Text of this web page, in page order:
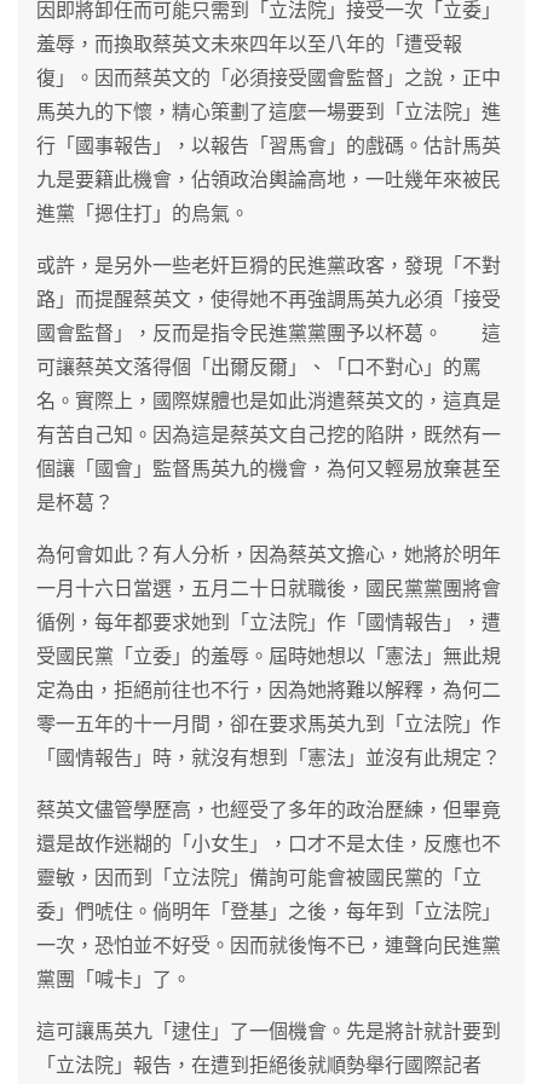
因即將卸任而可能只需到「立法院」接受一次「立委」
羞辱，而換取蔡英文未來四年以至八年的「遭受報
復」。因而蔡英文的「必須接受國會監督」之說，正中
馬英九的下懷，精心策劃了這麼一場要到「立法院」進
行「國事報告」，以報告「習馬會」的戲碼。估計馬英
九是要籍此機會，佔領政治輿論高地，一吐幾年來被民
進黨「摁住打」的烏氣。
或許，是另外一些老奸巨猾的民進黨政客，發現「不對
路」而提醒蔡英文，使得她不再強調馬英九必須「接受
國會監督」，反而是指令民進黨黨團予以杯葛。 這
可讓蔡英文落得個「出爾反爾」、「口不對心」的罵
名。實際上，國際媒體也是如此消遣蔡英文的，這真是
有苦自己知。因為這是蔡英文自己挖的陷阱，既然有一
個讓「國會」監督馬英九的機會，為何又輕易放棄甚至
是杯葛？
為何會如此？有人分析，因為蔡英文擔心，她將於明年
一月十六日當選，五月二十日就職後，國民黨黨團將會
循例，每年都要求她到「立法院」作「國情報告」，遭
受國民黨「立委」的羞辱。屆時她想以「憲法」無此規
定為由，拒絕前往也不行，因為她將難以解釋，為何二
零一五年的十一月間，卻在要求馬英九到「立法院」作
「國情報告」時，就沒有想到「憲法」並沒有此規定？
蔡英文儘管學歷高，也經受了多年的政治歷練，但畢竟
還是故作迷糊的「小女生」，口才不是太佳，反應也不
靈敏，因而到「立法院」備詢可能會被國民黨的「立
委」們唬住。倘明年「登基」之後，每年到「立法院」
一次，恐怕並不好受。因而就後悔不已，連聲向民進黨
黨團「喊卡」了。
這可讓馬英九「逮住」了一個機會。先是將計就計要到
「立法院」報告，在遭到拒絕後就順勢舉行國際記者